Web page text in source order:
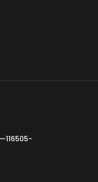
116505-